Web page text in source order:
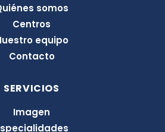
d
i
n
somos
Centros
equipo
Contacto
SERVICIOS
Imagen